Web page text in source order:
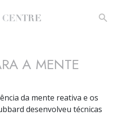
A MENTE
da mente reativa e os
desenvolveu técnicas